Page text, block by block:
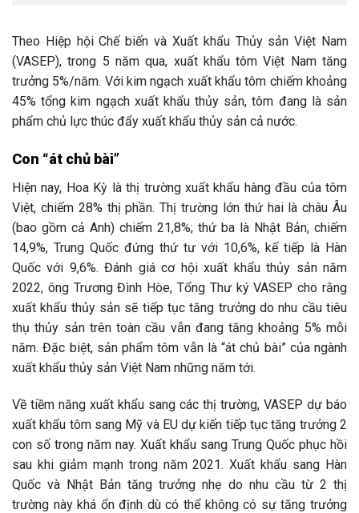
Theo Hiệp hội Chế biến và Xuất khẩu Thủy sản Việt Nam
(VASEP), trong 5 năm qua, xuất khẩu tôm Việt Nam tăng
trưởng 5%/năm. Với kim ngạch xuất khẩu tôm chiếm khoảng
45% tổng kim ngạch xuất khẩu thủy sản, tôm đang là sản
phẩm chủ lực thúc đẩy xuất khẩu thủy sản cả nước.
Con “át chủ bài”
Hiện nay, Hoa Kỳ là thị trường xuất khẩu hàng đầu của tôm
Việt, chiếm 28% thị phần. Thị trường lớn thứ hai là châu Âu
(bao gồm cả Anh) chiếm 21,8%; thứ ba là Nhật Bản, chiếm
14,9%, Trung Quốc đứng thứ tư với 10,6%, kế tiếp là Hàn
Quốc với 9,6%. Đánh giá cơ hội xuất khẩu thủy sản năm
2022, ông Trương Đình Hòe, Tổng Thư ký VASEP cho rằng
xuất khẩu thủy sản sẽ tiếp tục tăng trưởng do nhu cầu tiêu
thụ thủy sản trên toàn cầu vẫn đang tăng khoảng 5% mỗi
năm. Đặc biệt, sản phẩm tôm vẫn là “át chủ bài” của ngành
xuất khẩu thủy sản Việt Nam những năm tới.
Về tiềm năng xuất khẩu sang các thị trường, VASEP dự báo
xuất khẩu tôm sang Mỹ và EU dự kiến tiếp tục tăng trưởng 2
con số trong năm nay. Xuất khẩu sang Trung Quốc phục hồi
sau khi giảm mạnh trong năm 2021. Xuất khẩu sang Hàn
Quốc và Nhật Bản tăng trưởng nhẹ do nhu cầu từ 2 thị
trường này khá ổn định dù có thể không có sự tăng trưởng